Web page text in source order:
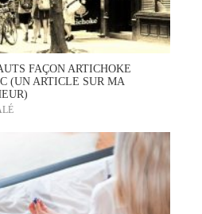
FAÇON ARTICHOKE
(UN ARTICLE SUR MA